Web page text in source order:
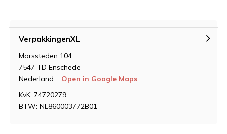
VerpakkingenXL
Marssteden 104
7547 TD Enschede
Nederland
Open in Google Maps
KvK: 74720279
BTW: NL860003772B01